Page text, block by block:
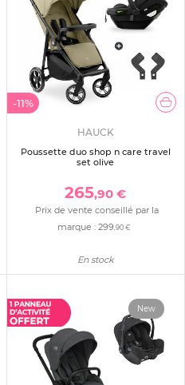
-11%
HAUCK
Poussette duo shop n care travel
set olive
265,90 €
Prix de vente conseillé par la
marque : 299 ,90 €
En stock
New